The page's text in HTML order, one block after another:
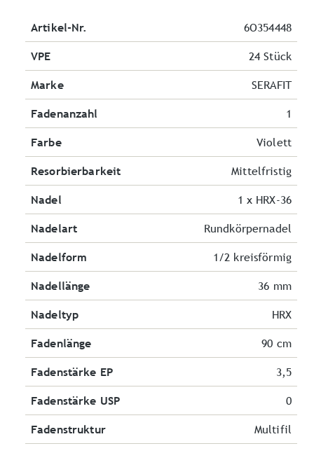
Artikel-Nr. 6O354448
VPE 24 Stück
Marke SERAFIT
Fadenanzahl 1
Farbe Violett
Resorbierbarkeit Mittelfristig
Nadel 1 x HRX-36
Nadelart Rundkörpernadel
Nadelform 1/2 kreisförmig
Nadellänge 36 mm
Nadeltyp HRX
Fadenlänge 90 cm
Fadenstärke EP 3,5
Fadenstärke USP 0
Fadenstruktur Multifil